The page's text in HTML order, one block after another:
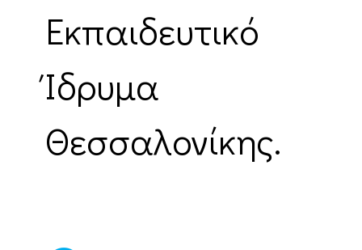
Εκπαιδευτικό
Ίδρυμα
Θεσσαλονίκης.